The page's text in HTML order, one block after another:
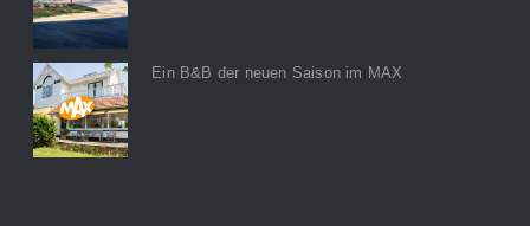
Ein B&B der neuen Saison im MAX